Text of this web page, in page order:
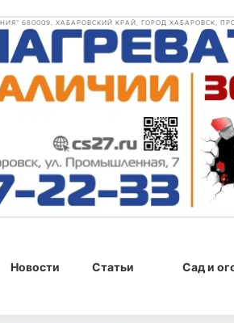
680009, ХАБАРОВСКИЙ КРАЙ, ГОРОД ХАБАРОВСК,
Новости Статьи Сад и